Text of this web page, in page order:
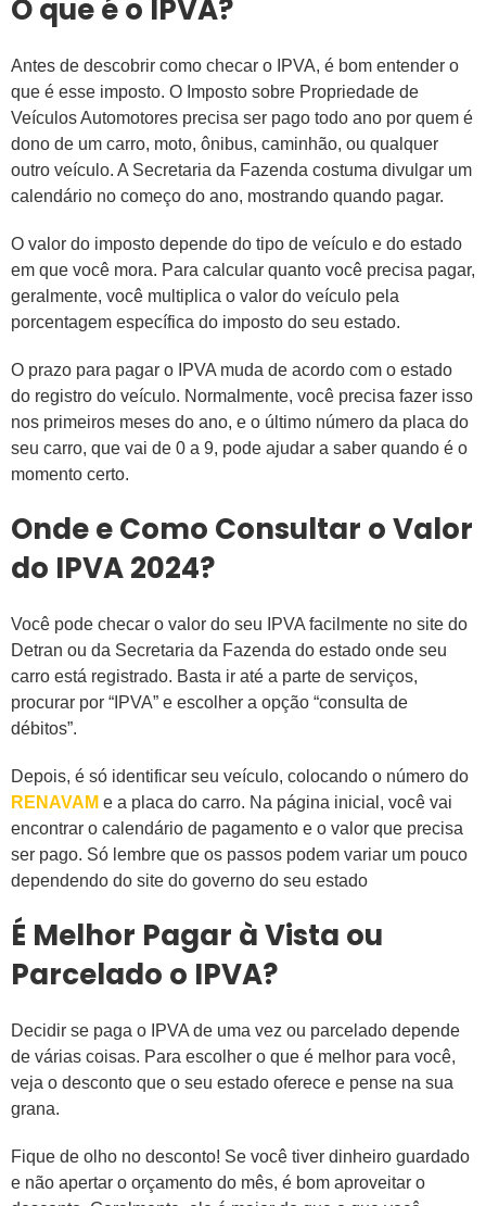
O que é o IPVA?
Antes de descobrir como checar o IPVA, é bom entender o
que é esse imposto. O Imposto sobre Propriedade de
Veículos Automotores precisa ser pago todo ano por quem é
dono de um carro, moto, ônibus, caminhão, ou qualquer
outro veículo. A Secretaria da Fazenda costuma divulgar um
calendário no começo do ano, mostrando quando pagar.
O valor do imposto depende do tipo de veículo e do estado
em que você mora. Para calcular quanto você precisa pagar,
geralmente, você multiplica o valor do veículo pela
porcentagem específica do imposto do seu estado.
O prazo para pagar o IPVA muda de acordo com o estado
do registro do veículo. Normalmente, você precisa fazer isso
nos primeiros meses do ano, e o último número da placa do
seu carro, que vai de 0 a 9, pode ajudar a saber quando é o
momento certo.
Onde e Como Consultar o Valor
do IPVA 2024?
Você pode checar o valor do seu IPVA facilmente no site do
Detran ou da Secretaria da Fazenda do estado onde seu
carro está registrado. Basta ir até a parte de serviços,
procurar por “IPVA” e escolher a opção “consulta de
débitos”.
Depois, é só identificar seu veículo, colocando o número do
RENAVAM e a placa do carro. Na página inicial, você vai
encontrar o calendário de pagamento e o valor que precisa
ser pago. Só lembre que os passos podem variar um pouco
dependendo do site do governo do seu estado
É Melhor Pagar à Vista ou
Parcelado o IPVA?
Decidir se paga o IPVA de uma vez ou parcelado depende
de várias coisas. Para escolher o que é melhor para você,
veja o desconto que o seu estado oferece e pense na sua
grana.
Fique de olho no desconto! Se você tiver dinheiro guardado
e não apertar o orçamento do mês, é bom aproveitar o